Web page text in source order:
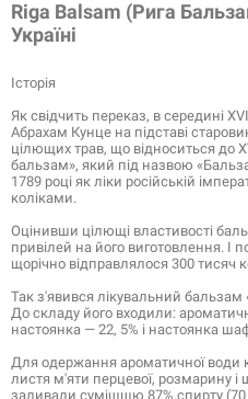
Riga Balsam (Рига
Україні
Історія
Як свідчить переказ, в середині
Абрахам Кунце на підставі
цілющих трав, що відноситься до
бальзам», який під назвою
1789 році як ліки російській
коліками.
Оцінивши цілющі властивості
привілей на його виготовлення. І
щорічно відправлялося 300
Так з'явився лікувальний
До складу його входили:
настоянка — 22, 5% і настоянка
Для одержання ароматичної води
листя м'яти перцевої, розмарину і
заливали сумішшю 87% спирту